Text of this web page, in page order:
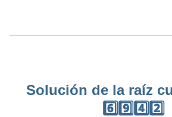
Solución de la raíz
6️⃣9️⃣4️⃣2️⃣